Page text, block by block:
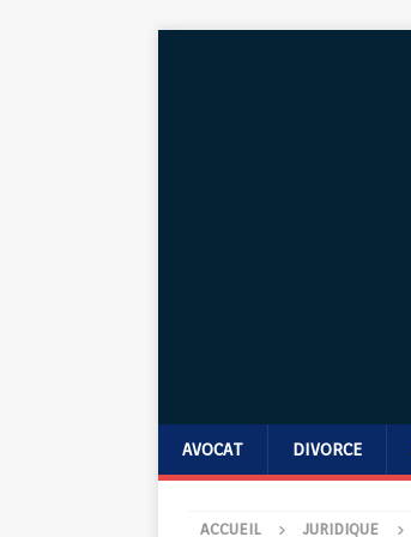
AVOCAT DIVORCE
ACCUEIL JURIDIQUE